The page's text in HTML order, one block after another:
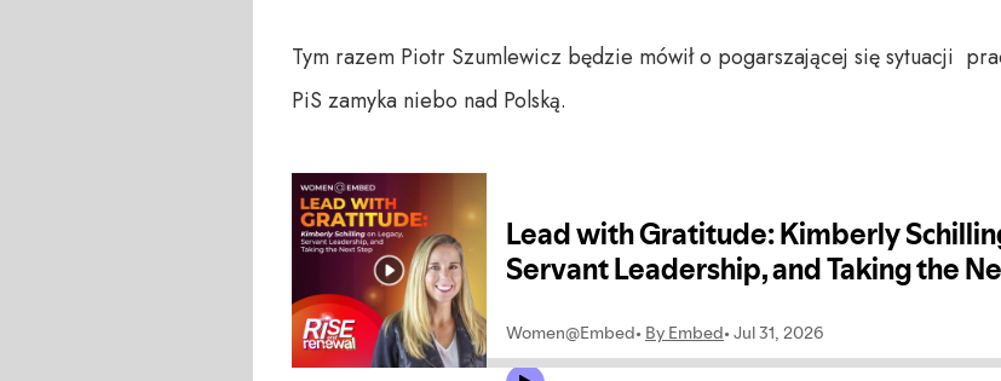
Tym razem Piotr Szumlewicz będzie mówił o pogarszającej się sytuacji
PiS zamyka niebo nad Polską.